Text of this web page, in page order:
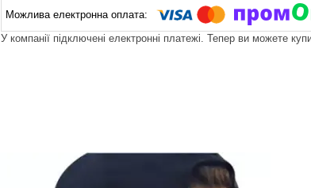
У компанії підключені електронні платежі. Тепер ви можете